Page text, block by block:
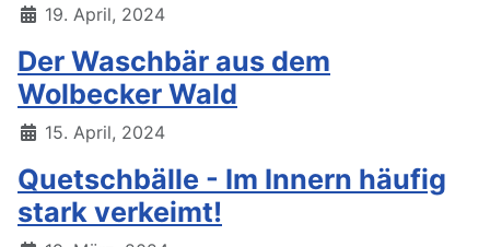
19. April, 2024
Der Waschbär aus dem
Wolbecker Wald
15. April, 2024
Quetschbälle - Im Innern häufig
stark verkeimt!